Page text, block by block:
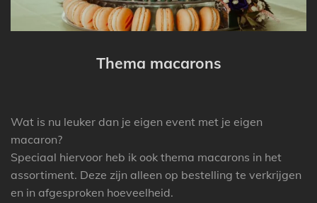
Thema macarons
Wat is nu leuker dan je eigen event met je eigen
macaron?
Speciaal hiervoor heb ik ook thema macarons in het
assortiment. Deze zijn alleen op bestelling te verkrijgen
en in afgesproken hoeveelheid.